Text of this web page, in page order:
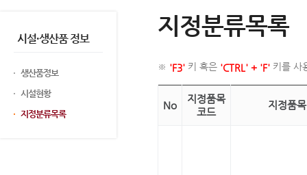
시설·생산품 정보
생산품정보
시설현황
지정분류목록
지정분류목록
※ 'F3' 키 혹은 'CTRL' + 'F' 키를 사
No
지정품목
코드
지정품